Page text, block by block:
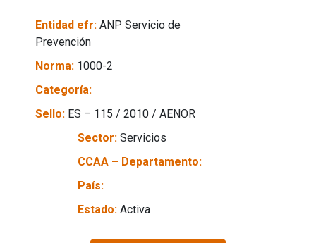
Entidad efr: ANP Servicio de
Prevención
Norma: 1000-2
Categoría:
Sello: ES – 115 / 2010 / AENOR
Sector: Servicios
CCAA – Departamento:
País:
Estado: Activa